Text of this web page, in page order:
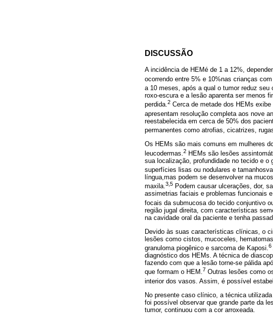
DISCUSSÃO
A incidência de HEMé de 1 a 12%,
ocorrendo entre 5% e 10%nas crianças com
a 10 meses, após a qual o tumor reduz
roxo-escura e a lesão aparenta ser menos
perdida.2 Cerca de metade dos HEMs
apresentam resolução completa aos nove
reestabelecida em cerca de 50% dos
permanentes como atrofias, cicatrizes,
Os HEMs são mais comuns em mulheres
leucodermas. 2 HEMs são lesões
sua localização, profundidade no tecido e o
superfícies lisas ou nodulares e
língua,mas podem se desenvolver na
maxila.3,5 Podem causar ulcerações, dor,
assimetrias faciais e problemas funcionais
focais da submucosa do tecido conjuntivo
região jugal direita, com características
na cavidade oral da paciente e tenha
Devido às suas características clínicas, o
lesões como cistos, mucoceles,
granuloma piogênico e sarcoma de Kaposi.6
diagnóstico dos HEMs. A técnica de
fazendo com que a lesão torne-se pálida
que formam o HEM.7 Outras lesões como
interior dos vasos. Assim, é possível
No presente caso clínico, a técnica
foi possível observar que grande parte da
tumor, continuou com a cor arroxeada.